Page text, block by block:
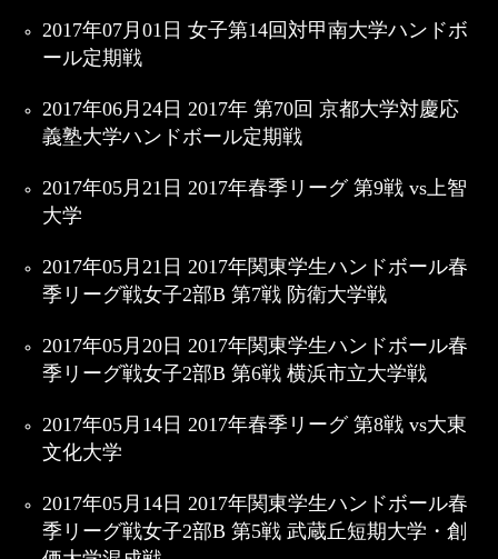
2017年07月01日 女子第14回対甲南大学ハンドボ
ール定期戦
2017年06月24日 2017年 第70回 京都大学対慶応
義塾大学ハンドボール定期戦
2017年05月21日 2017年春季リーグ 第9戦 vs上智
大学
2017年05月21日 2017年関東学生ハンドボール春
季リーグ戦女子2部B 第7戦 防衛大学戦
2017年05月20日 2017年関東学生ハンドボール春
季リーグ戦女子2部B 第6戦 横浜市立大学戦
2017年05月14日 2017年春季リーグ 第8戦 vs大東
文化大学
2017年05月14日 2017年関東学生ハンドボール春
季リーグ戦女子2部B 第5戦 武蔵丘短期大学・創